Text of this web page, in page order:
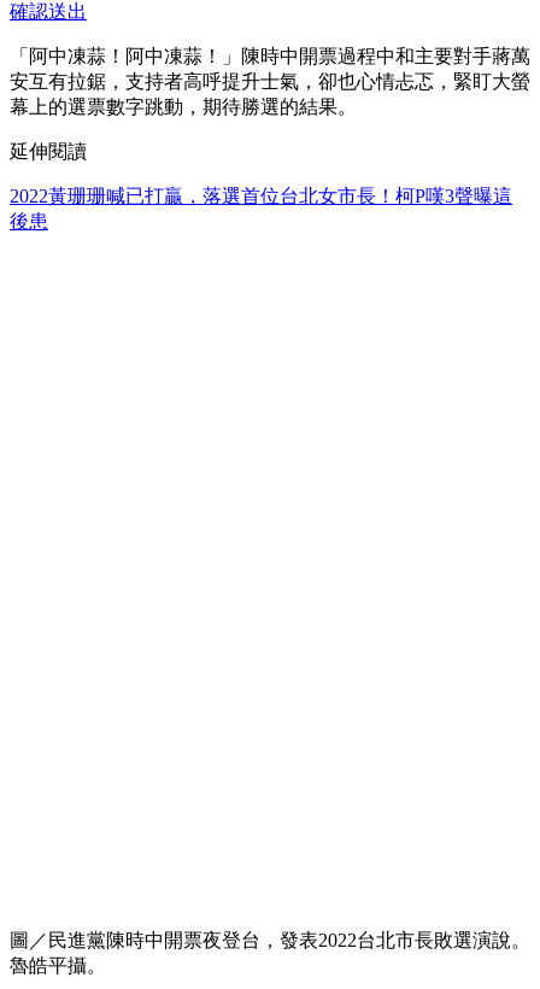
確認送出
「阿中凍蒜！阿中凍蒜！」陳時中開票過程中和主要對手蔣萬
安互有拉鋸，支持者高呼提升士氣，卻也心情忐忑，緊盯大螢
幕上的選票數字跳動，期待勝選的結果。
延伸閱讀
2022黃珊珊喊已打贏，落選首位台北女市長！柯P嘆3聲曝這
後患
圖／民進黨陳時中開票夜登台，發表2022台北市長敗選演說。
魯皓平攝。